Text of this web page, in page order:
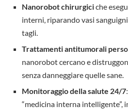
Nanorobot chirurgiciche
interni, riparando vasi
tagli.
Trattamenti antitumorali
nanorobot cercano e
senza danneggiare quelle sane.
Monitoraggio della salute 24/7
“medicina interna intelligente”,